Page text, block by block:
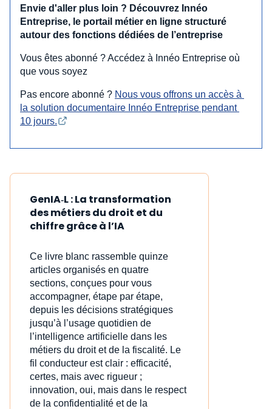
Envie d'aller plus loin ? Découvrez Innéo
Entreprise, le portail métier en ligne structuré
autour des fonctions dédiées de l’entreprise
Vous êtes abonné ? Accédez à Innéo Entreprise où
que vous soyez
Pas encore abonné ? Nous vous offrons un accès à
la solution documentaire Innéo Entreprise pendant
10 jours.
GenIA‑L : La transformation
des métiers du droit et du
chiffre grâce à l’IA
Ce livre blanc rassemble quinze
articles organisés en quatre
sections, conçues pour vous
accompagner, étape par étape,
depuis les décisions stratégiques
jusqu’à l’usage quotidien de
l’intelligence artificielle dans les
métiers du droit et de la fiscalité. Le
fil conducteur est clair : efficacité,
certes, mais avec rigueur ;
innovation, oui, mais dans le respect
de la confidentialité et de la